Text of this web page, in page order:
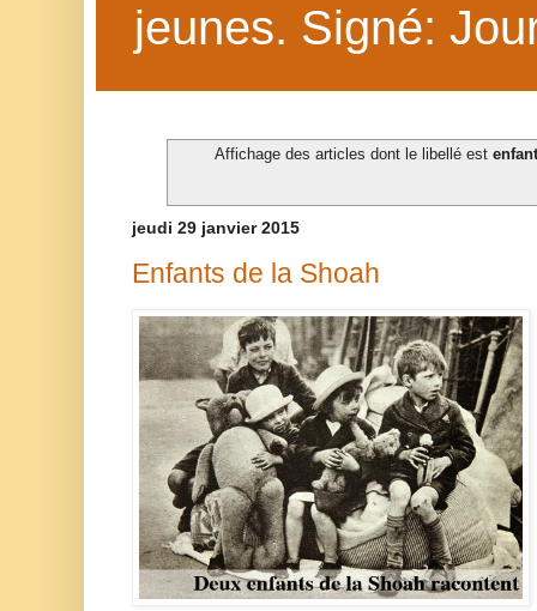
jeunes. Signé:
Affichage des articles dont le libellé est
jeudi 29 janvier 2015
Enfants de la Shoah